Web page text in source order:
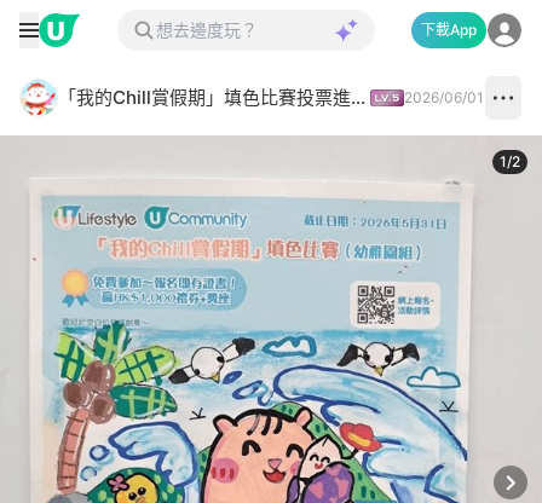
下載App
「我的Chill賞假期」填色比賽投票進行中✅ 2026/06/01
1/2